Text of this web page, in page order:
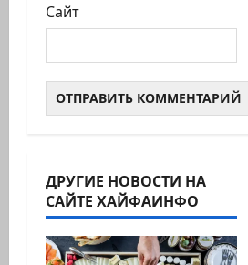
Сайт
ДРУГИЕ НОВОСТИ НА
САЙТЕ ХАЙФАИНФО